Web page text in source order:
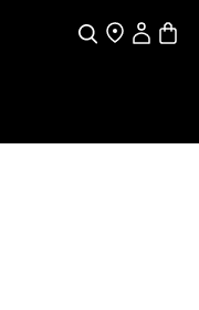
SearchFind a store
My